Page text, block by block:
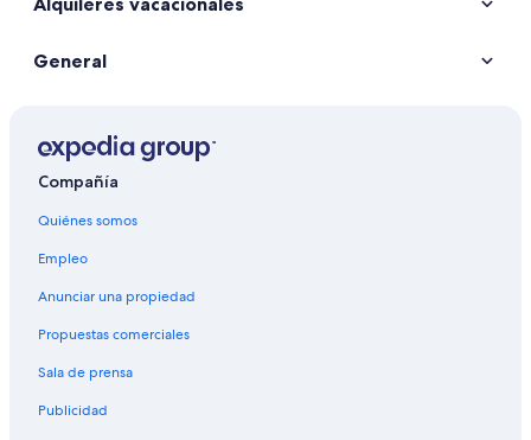
General
Compañía
Quiénes somos
Empleo
Anunciar una propiedad
Propuestas comerciales
Sala de prensa
Publicidad